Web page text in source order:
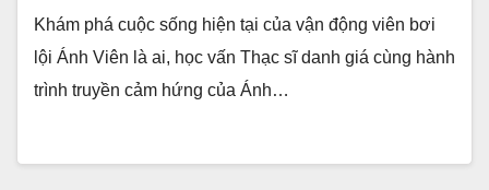
Khám phá cuộc sống hiện tại của vận động viên bơi
lội Ánh Viên là ai, học vấn Thạc sĩ danh giá cùng hành
trình truyền cảm hứng của Ánh…